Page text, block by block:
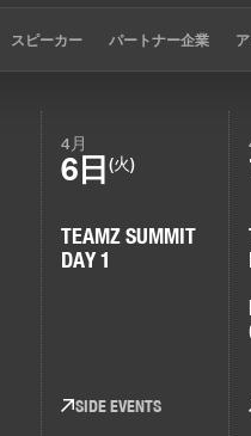
スピーカー パートナー企業
4月
6日(火)
TEAMZ SUMMIT
DAY 1
SIDE EVENTS